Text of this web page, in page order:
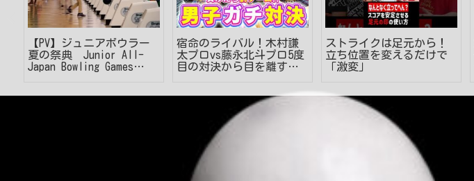
【PV】ジュニアボウラー
夏の祭典 Junior All-
Japan Bowling Games
宿命のライバル！木村謙
太プロvs藤永北斗プロ5度
目の対決から目を離す
ストライクは足元から！
立ち位置を変えるだけで
「激変」